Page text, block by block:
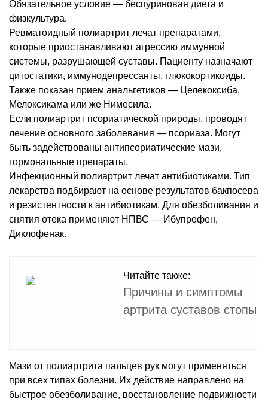
Обязательное условие ― беспуриновая диета и
физкультура.
Ревматоидный полиартрит лечат препаратами,
которые приостанавливают агрессию иммунной
системы, разрушающей суставы. Пациенту назначают
цитостатики, иммунодепрессанты, глюкокортикоиды.
Также показан прием анальгетиков ― Целекоксиба,
Мелоксикама или же Нимесила.
Если полиартрит псориатической природы, проводят
лечение основного заболевания ― псориаза. Могут
быть задействованы антипсориатические мази,
гормональные препараты.
Инфекционный полиартрит лечат антибиотиками. Тип
лекарства подбирают на основе результатов бакпосева
и резистентности к антибиотикам. Для обезболивания и
снятия отека применяют НПВС ― Ибупрофен,
Диклофенак.
Читайте также:
Причины и симптомы
артрита суставов стопы
Мази от полиартрита пальцев рук могут применяться
при всех типах болезни. Их действие направлено на
быстрое обезболивание, восстановление подвижности